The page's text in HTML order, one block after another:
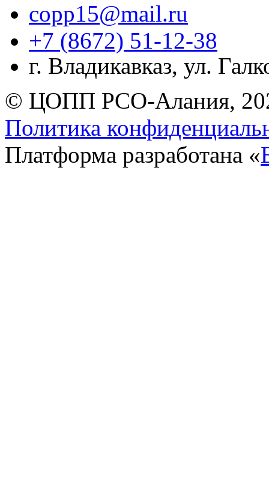
copp15@mail.ru
+7 (8672) 51-12-38
г. Владикавказ, ул.
© ЦОПП РСО-Алания,
Политика
Платформа разработана «